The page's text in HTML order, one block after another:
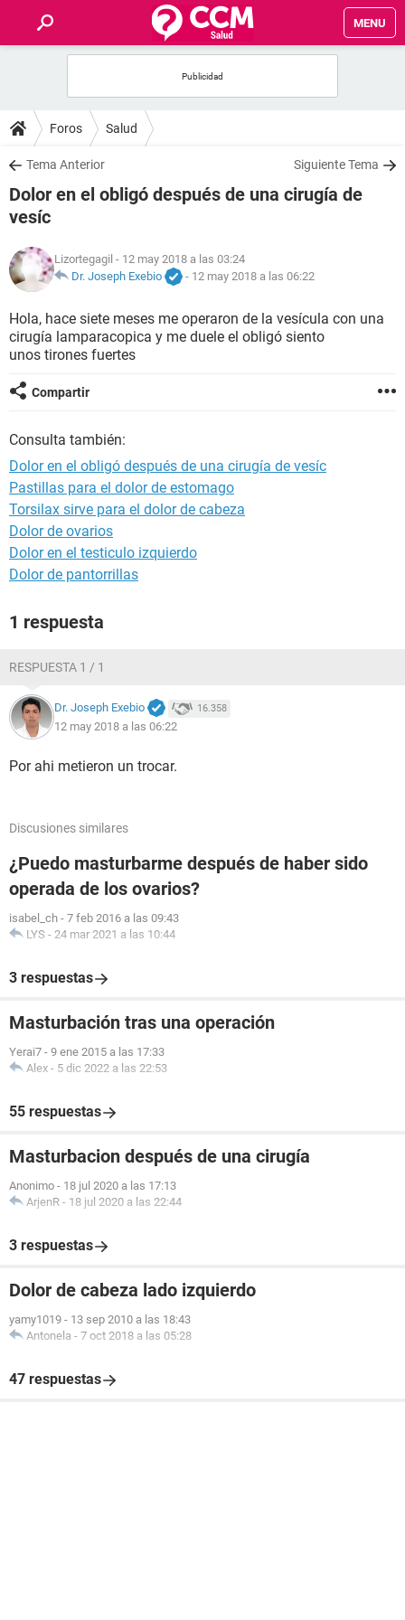
MENU
FOROS
SALUD
FAMILIA
NUTRICIÓN
SEXUALIDAD
GLOSARIO
Foros Salud
Tema Anterior Siguiente Tema
Dolor en el obligó después de una cirugía de
vesíc
Lizortegagil - 12 may 2018 a las 03:24
Dr. Joseph Exebio
- 12 may 2018 a las 06:22
Hola, hace siete meses me operaron de la vesícula con una
cirugía lamparacopica y me duele el obligó siento
unos tirones fuertes
Compartir
Consulta también:
Dolor en el obligó después de una cirugía de vesíc
Pastillas para el dolor de estomago
Torsilax sirve para el dolor de cabeza
Dolor de ovarios
Dolor en el testiculo izquierdo
Dolor de pantorrillas
1 respuesta
RESPUESTA 1 / 1
Dr. Joseph Exebio 16.358
12 may 2018 a las 06:22
Por ahi metieron un trocar.
Discusiones similares
¿Puedo masturbarme después de haber sido
operada de los ovarios?
isabel_ch - 7 feb 2016 a las 09:43
LYS - 24 mar 2021 a las 10:44
3 respuestas
Masturbación tras una operación
Yerai7 - 9 ene 2015 a las 17:33
Alex - 5 dic 2022 a las 22:53
55 respuestas
Masturbacion después de una cirugía
Anonimo - 18 jul 2020 a las 17:13
ArjenR - 18 jul 2020 a las 22:44
3 respuestas
Dolor de cabeza lado izquierdo
yamy1019 - 13 sep 2010 a las 18:43
Antonela - 7 oct 2018 a las 05:28
47 respuestas